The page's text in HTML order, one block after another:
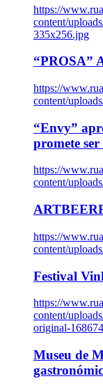
https://
content/
335x256.jpg
“PROSA”
https://
content/
“Envy”
promete
https://
content/
https://
content/
Festival
https://
content/
original-
Museu de